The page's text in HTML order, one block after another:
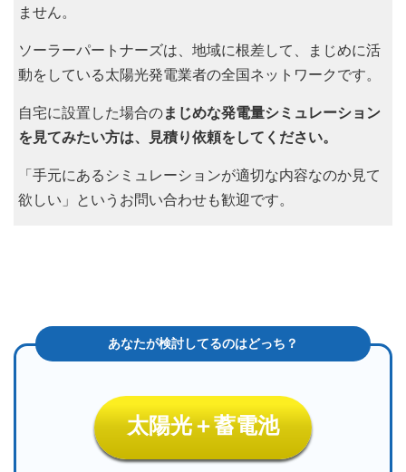
ません。
ソーラーパートナーズは、地域に根差して、まじめに活
動をしている太陽光発電業者の全国ネットワークです。
自宅に設置した場合のまじめな発電量シミュレーション
を見てみたい方は、見積り依頼をしてください。
「手元にあるシミュレーションが適切な内容なのか見て
欲しい」というお問い合わせも歓迎です。
太陽光＋蓄電池